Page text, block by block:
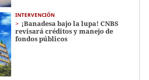
INTERVENCIÓN
¡Banadesa bajo la lupa! CNBS
revisará créditos y manejo de
fondos públicos